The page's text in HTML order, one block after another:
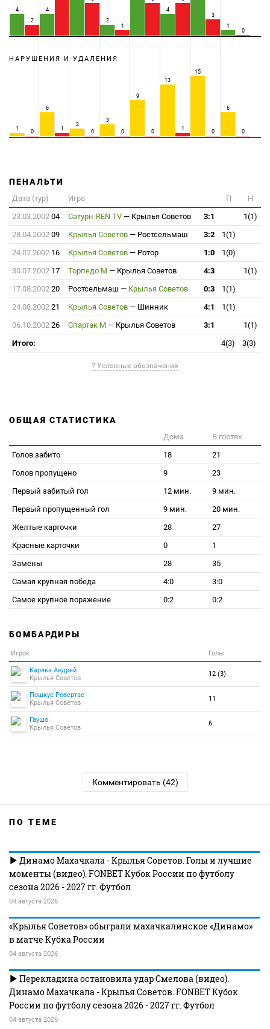
4
2
4
2
1
4
3
1
0
НАРУШЕНИЯ И УДАЛЕНИЯ
1 0
6
1
2
0
3
0
9
0
13
1
15
0
6
0
ПЕНАЛЬТИ
Дата (тур) Игра П
Н
23.03.2002 04 Сатурн-REN TV — Крылья Советов 3:1
1(1)
28.04.2002 09 Крылья Советов — Ростсельмаш 3:2
1(1)
24.07.2002 16 Крылья Советов — Ротор 1:0
1(0)
30.07.2002 17 Торпедо М — Крылья Советов 4:3
1(1)
17.08.2002 20 Ростсельмаш — Крылья Советов 0:3
1(1)
24.08.2002 21 Крылья Советов — Шинник 4:1
1(1)
06.10.2002 26 Спартак М — Крылья Советов 3:1
1(1)
Итого:
4(3) 3(3)
? Условные обозначения
ОБЩАЯ СТАТИСТИКА
Дома
В гостях
Голов забито
18
21
Голов пропущено
9
23
Первый забитый гол
12 мин.
9 мин.
Первый пропущенный гол
9 мин.
20 мин.
Желтые карточки
28
27
Красные карточки
0
1
Замены
28
35
Самая крупная победа
4:0
3:0
Самое крупное поражение
0:2 0:2
БОМБАРДИРЫ
Игрок Голы
Каряка Андрей
Крылья Советов
12 (3)
Пошкус Робертас
Крылья Советов
11
Гаушо
Крылья Советов
6
Комментировать (42)
ПО ТЕМЕ
Динамо Махачкала - Крылья Советов. Голы и лучшие
моменты (видео). FONBET Кубок России по футболу
сезона 2026 - 2027 гг. Футбол
04 августа 2026
«Крылья Советов» обыграли махачкалинское «Динамо»
в матче Кубка России
04 августа 2026
Перекладина остановила удар Смелова (видео).
Динамо Махачкала - Крылья Советов. FONBET Кубок
России по футболу сезона 2026 - 2027 гг. Футбол
04 августа 2026